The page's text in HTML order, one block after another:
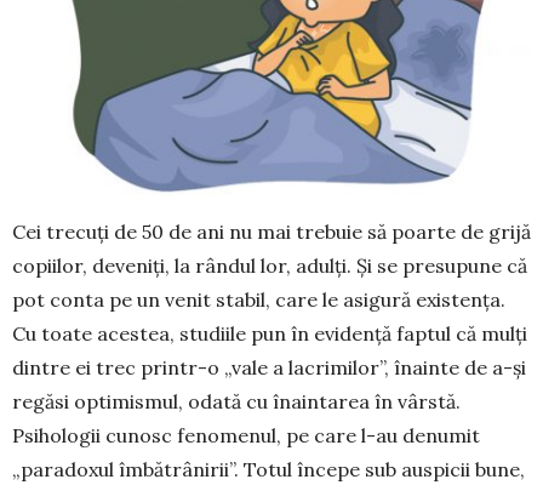
Cei trecuți de 50 de ani nu mai trebuie să poarte de grijă
copiilor, deveniți, la rândul lor, adulți. Și se presupune că
pot conta pe un venit stabil, care le asigură existența.
Cu toate acestea, studiile pun în evidență faptul că mulți
dintre ei trec printr-o „vale a lacrimilor”, înainte de a-și
regăsi optimismul, odată cu înaintarea în vârstă.
Psihologii cunosc fenomenul, pe care l-au denu­mit
„paradoxul îmbătrânirii”. Totul începe sub auspicii bune,